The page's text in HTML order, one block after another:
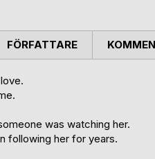
was watching her.
following her for years.
FÖRFATTARE